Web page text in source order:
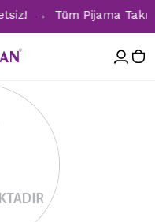
→ Tüm Pijama